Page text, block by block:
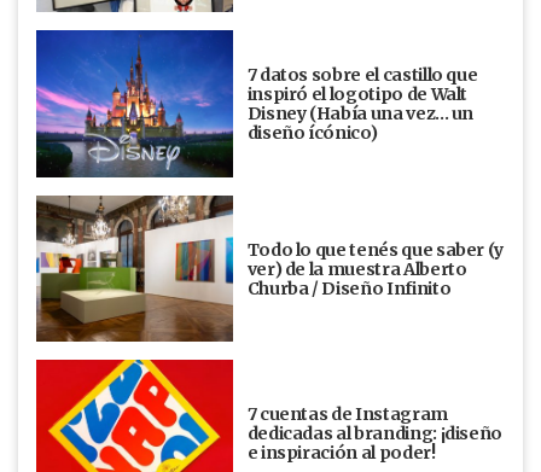
7 datos sobre el castillo que
inspiró el logotipo de Walt
Disney (Había una vez... un
diseño ícónico)
Todo lo que tenés que saber (y
ver) de la muestra Alberto
Churba / Diseño Infinito
7 cuentas de Instagram
dedicadas al branding: ¡diseño
e inspiración al poder!